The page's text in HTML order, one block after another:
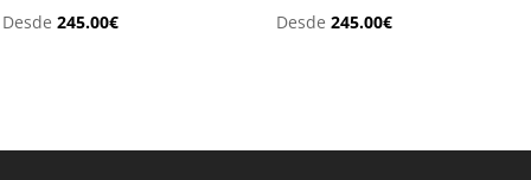
Desde245.00€
Desde 245.00€